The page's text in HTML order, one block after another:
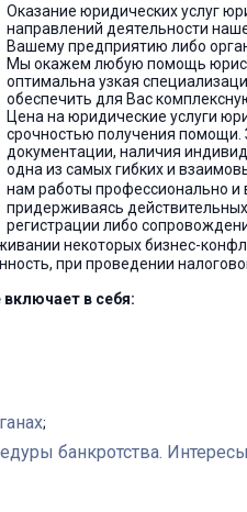
Оказание юридических услуг
направлений деятельности
Вашему предприятию либо
Мы окажем любую помощь
оптимальна узкая
обеспечить для Вас
Цена на юридические услуги
срочностью получения помощи.
документации, наличия
одна из самых гибких и
нам работы профессионально
придерживаясь
регистрации либо
некоторых бизнес-
при проведении
в себя:
;
банкротства.